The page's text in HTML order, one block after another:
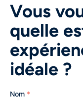
Vous
quelle
idéale ?
Nom *